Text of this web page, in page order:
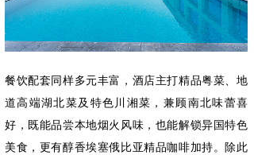
餐饮配套同样多元丰富，酒店主打精品粤菜、地
道高端湖北菜及特色川湘菜，兼顾南北味蕾喜
好，既能品尝本地烟火风味，也能解锁异国特色
美食，更有醇香埃塞俄比亚精品咖啡加持。除此